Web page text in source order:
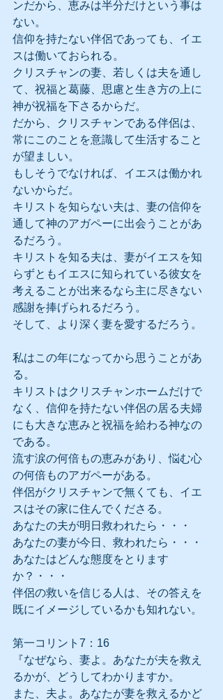
ンだから、恵みは半分だけという事は
ない。
信仰を持たない伴侶であっても、イエ
スは働いておられる。
クリスチャンの妻、若しくは夫を通し
て、祝福と葛藤、思慮と生き方の上に
神が祝福を下さるからだ。
だから、クリスチャンである伴侶は、
常にこのことを意識して生活すること
が望ましい。
もしそうでなければ、イエスは働かれ
ないからだ。
キリストを知らない夫は、妻の信仰を
通して神のアガペーに出会うことがあ
るだろう。
キリストを知る夫は、妻がイエスを知
らずともイエスに知られている彼女を
考えることが出来るなら主に尽きない
感謝を捧げられるだろう。
そして、より深く妻を愛するだろう。
私はこの年になってから思うことがあ
る。
キリストはクリスチャンホームだけで
なく、信仰を持たない伴侶の居る夫婦
にも大きな恵みと祝福を給わる神なの
である。
流す涙の何倍もの恵みがあり、悩む心
の何倍ものアガペーがある。
伴侶がクリスチャンで無くても、イエ
スはその家に住んでくださる。
あなたの夫が明日救われたら・・・
あなたの妻が今日、救われたら・・・
あなたはどんな態度をとります
か？・・・
伴侶の救いを信じる人は、その答えを
既にイメージしているかも知れない。
第一コリント7：16
『なぜなら、妻よ。あなたが夫を救え
るかが、どうしてわかりますか。
また、夫よ。あなたが妻を救えるかど